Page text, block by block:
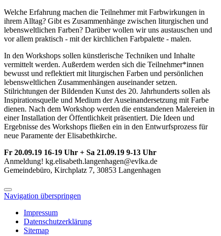
Welche Erfahrung machen die Teilnehmer mit Farbwirkungen in
ihrem Alltag? Gibt es Zusammenhänge zwischen liturgischen und
lebensweltlichen Farben? Darüber wollen wir uns austauschen und
vor allem praktisch - mit der kirchlichen Farbpalette - malen.
In den Workshops sollen künstlerische Techniken und Inhalte
vermittelt werden. Außerdem werden sich die Teilnehmer*innen
bewusst und reflektiert mit liturgischen Farben und persönlichen
lebensweltlichen Zusammenhängen auseinander setzen.
Stilrichtungen der Bildenden Kunst des 20. Jahrhunderts sollen als
Inspirationsquelle und Medium der Auseinandersetzung mit Farbe
dienen. Nach dem Workshop werden die entstandenen Malereien in
einer Installation der Öffentlichkeit präsentiert. Die Ideen und
Ergebnisse des Workshops fließen ein in den Entwurfsprozess für
neue Paramente der Elisabethkirche.
Fr 20.09.19 16-19 Uhr + Sa 21.09.19 9-13 Uhr
Anmeldung! kg.elisabeth.langenhagen@evlka.de
Gemeindebüro, Kirchplatz 7, 30853 Langenhagen
Navigation überspringen
Impressum
Datenschutzerklärung
Sitemap